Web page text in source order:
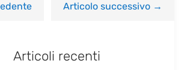
Articolo successivo→
Articoli recenti